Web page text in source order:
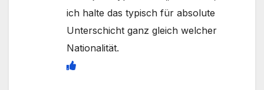
ich halte das typisch für absolute
Unterschicht ganz gleich welcher
Nationalität.